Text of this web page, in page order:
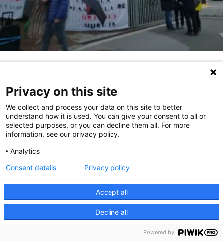
Laboratorios Grifols, queremos trasladar
nuestra solidaridad y apoyo a las compañeras de la empresa
Grifols S.A.
del grupo Grifols en España, con
aproximadamente 4.200 personas trabajadoras. A nivel
trabajadoras, de las cuáles unas 20.000 aproximadamente
LLEGIR MÉS »
Privacy on this site
We collect and process your data on this site to better
understand how it is used. You can give your consent to all or
selected purposes, or you can decline them all. For more
information, see our privacy policy.
Analytics
Accept all
Decline all
Consent details Privacy policy
Powered by